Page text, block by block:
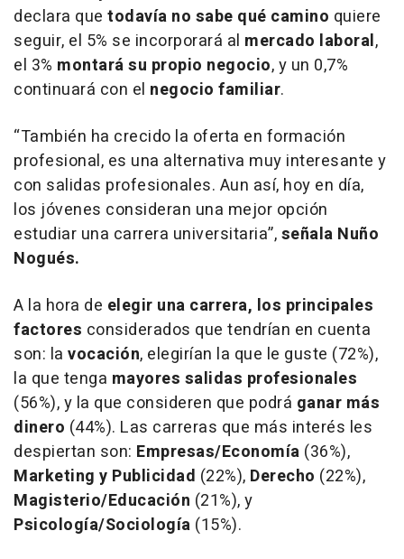
declara que todavía no sabe qué camino quiere
seguir, el 5% se incorporará al mercado laboral,
el 3% montará su propio negocio, y un 0,7%
continuará con el negocio familiar.
“También ha crecido la oferta en formación
profesional, es una alternativa muy interesante y
con salidas profesionales. Aun así, hoy en día,
los jóvenes consideran una mejor opción
estudiar una carrera universitaria”,señala Nuño
Nogués.
A la hora de elegir una carrera, los principales
factores considerados que tendrían en cuenta
son: la vocación, elegirían la que le guste (72%),
la que tenga mayores salidas profesionales
(56%), y la que consideren que podrá ganar más
dinero (44%). Las carreras que más interés les
despiertan son: Empresas/Economía (36%),
Marketing y Publicidad (22%), Derecho (22%),
Magisterio/Educación (21%), y
Psicología/Sociología (15%).